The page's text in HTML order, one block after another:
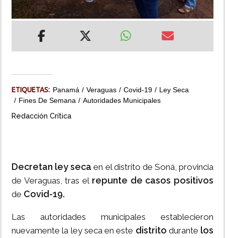
MULTIMEDIA
IMPRESO
ETIQUETAS: Panamá Veraguas Covid-19
Ley Seca
Fines De Semana
Autoridades Municipales
Redacción Crítica
Decretan ley seca en el distrito de Soná, provincia
de Veraguas, tras el repunte de casos positivos
de Covid-19.
Las autoridades municipales establecieron
nuevamente la ley seca en este distrito durante los